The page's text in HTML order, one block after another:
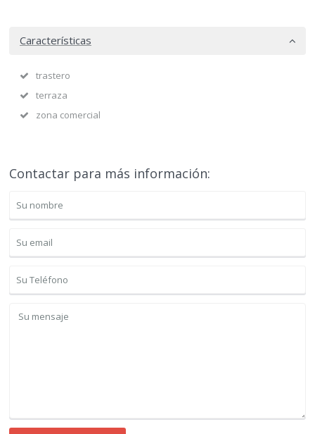
Características
trastero
terraza
zona comercial
Contactar para más información: